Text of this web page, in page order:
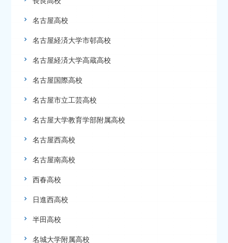
名古屋高校
名古屋経済大学市邨高校
名古屋経済大学高蔵高校
名古屋国際高校
名古屋市立工芸高校
名古屋大学教育学部附属高校
名古屋西高校
名古屋南高校
西春高校
日進西高校
半田高校
名城大学附属高校